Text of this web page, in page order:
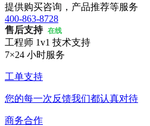
提供购买咨询，产品推荐等服务
400-863-8728
售后支持 在线
工程师 1v1 技术支持
7×24 小时服务
工单支持
您的每一次反馈我们都认真对待
商务合作